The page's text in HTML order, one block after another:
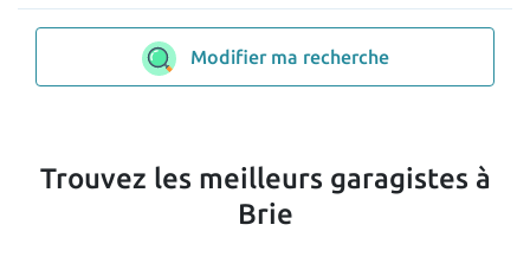
Modifier ma recherche
Trouvez les meilleurs garagistes à
Brie